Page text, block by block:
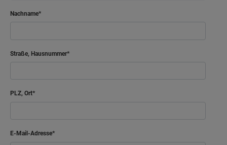
Netto-Raumfläche 50.72m²
Nachname
Straße, Hausnummer
PLZ, Ort
E-Mail-Adresse